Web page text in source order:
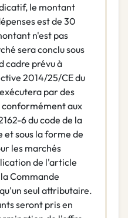
le montant
est de 30
n'est pas
sera conclu sous
cadre prévu à
2014/25/CE du
par des
conformément aux
6 du code de la
et sous la forme de
les marchés
de l'article
Commande
seul attributaire.
seront pris en